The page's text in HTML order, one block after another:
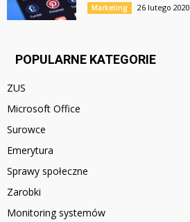
Marketing 26 lutego 2020
POPULARNE KATEGORIE
ZUS
Microsoft Office
Surowce
Emerytura
Sprawy społeczne
Zarobki
Monitoring systemów